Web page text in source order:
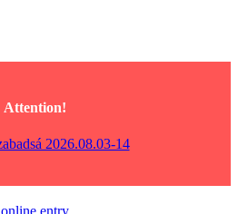
Attention!